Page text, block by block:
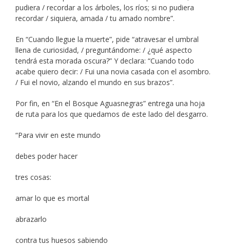
pudiera / recordar a los árboles, los ríos; si no pudiera
recordar / siquiera, amada / tu amado nombre”.
En “Cuando llegue la muerte”, pide “atravesar el umbral
llena de curiosidad, / preguntándome: / ¿qué aspecto
tendrá esta morada oscura?” Y declara: “Cuando todo
acabe quiero decir: / Fui una novia casada con el asombro.
/ Fui el novio, alzando el mundo en sus brazos”.
Por fin, en “En el Bosque Aguasnegras” entrega una hoja
de ruta para los que quedamos de este lado del desgarro.
“Para vivir en este mundo
debes poder hacer
tres cosas:
amar lo que es mortal
abrazarlo
contra tus huesos sabiendo